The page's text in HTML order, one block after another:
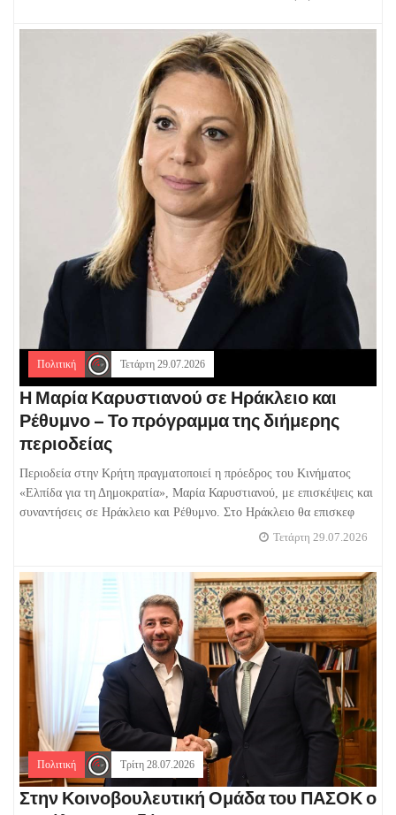
Πολιτική Τετάρτη 29.07.2026
Η Μαρία Καρυστιανού σε Ηράκλειο και
Ρέθυμνο – Το πρόγραμμα της διήμερης
περιοδείας
Περιοδεία στην Κρήτη πραγματοποιεί η πρόεδρος του Κινήματος
«Ελπίδα για τη Δημοκρατία», Μαρία Καρυστιανού, με επισκέψεις και
συναντήσεις σε Ηράκλειο και Ρέθυμνο. Στο Ηράκλειο θα επισκεφ
Τετάρτη 29.07.2026
Πολιτική Τρίτη 28.07.2026
Στην Κοινοβουλευτική Ομάδα του ΠΑΣΟΚ ο